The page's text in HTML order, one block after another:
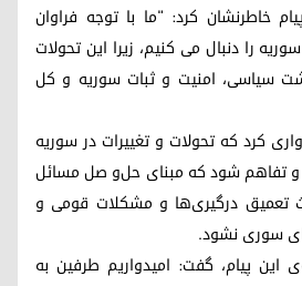
خاطرنشان کرد: "ما با توجه فراوان
را دنبال می کنیم، زیرا این تحولات
سیاسی، امنیت و ثبات سوریه و کل
کرد که تحولات و تغییرات در سوریه
و تفاهم شود که مبنای حل‌و صل مسائل
تعمیق درگیری‌ها و مشکلات قومی و
سوری نشود.
این پیام، گفت: امیدواریم طرفین به